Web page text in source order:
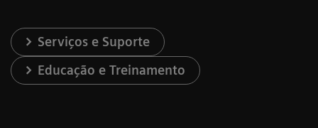
Serviços e Suporte
Educação e Treinamento